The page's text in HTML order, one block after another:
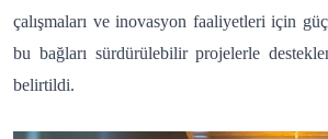
çalışmaları ve inovasyon faaliyetleri için
bu bağları sürdürülebilir projelerle
belirtildi.